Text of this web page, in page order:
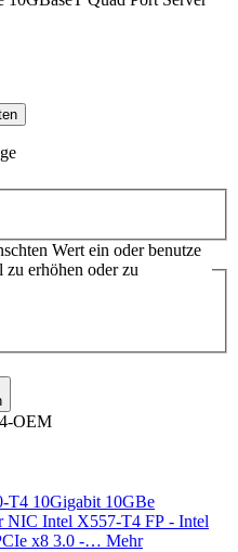
Wert ein oder benutze
erhöhen oder zu
OEM
T4 10Gigabit 10GBe
NIC Intel X557-T4 FP - Intel
x8 3.0 -… Mehr